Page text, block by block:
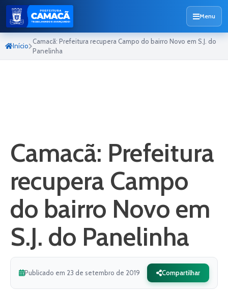
Menu
Início
Camacã: Prefeitura recupera Campo do bairro Novo em S.J. do
Panelinha
Camacã: Prefeitura
recupera Campo
do bairro Novo em
S.J. do Panelinha
Publicado em 23 de setembro de 2019 Compartilhar